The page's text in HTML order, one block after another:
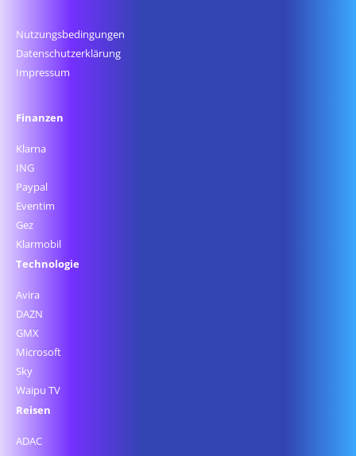
Nutzungsbedingungen
Datenschutz­erklärung
Impressum
Finanzen
Klarna
ING
Paypal
Eventim
Gez
Klarmobil
Technologie
Avira
DAZN
GMX
Microsoft
Sky
Waipu TV
Reisen
ADAC